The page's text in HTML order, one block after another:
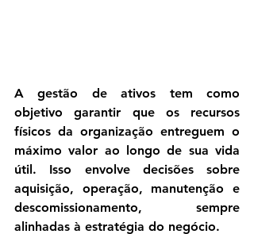
A gestão de ativos tem como
objetivo garantir que os recursos
físicos da organização entreguem o
máximo valor ao longo de sua vida
útil. Isso envolve decisões sobre
aquisição, operação, manutenção e
descomissionamento, sempre
alinhadas à estratégia do negócio.